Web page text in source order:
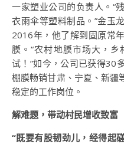
一家塑业公司的负责人。“
衣雨伞等塑料制品。”金玉
2016年，他了解到固原常
膜。“农村地膜市场大，
试！”如今，公司已获得30
棚膜畅销甘肃、宁夏、新疆
稳定的工作岗位。
解难题，带动村民增收致富
“既要有股韧劲儿，经得起